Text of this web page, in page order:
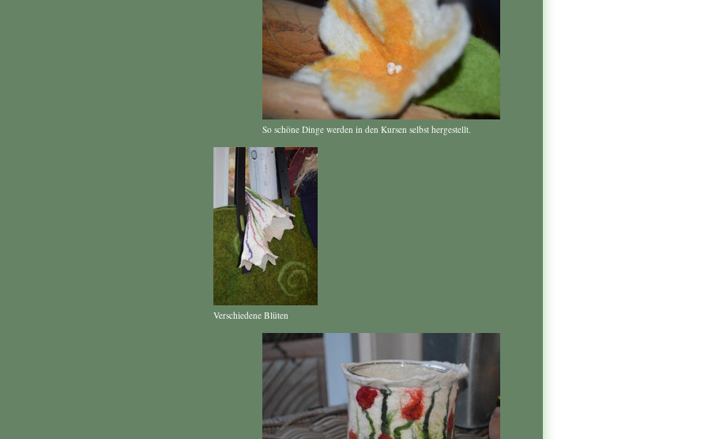
So schöne Dinge werden in den Kursen selbst hergestellt.
Verschiedene Blüten